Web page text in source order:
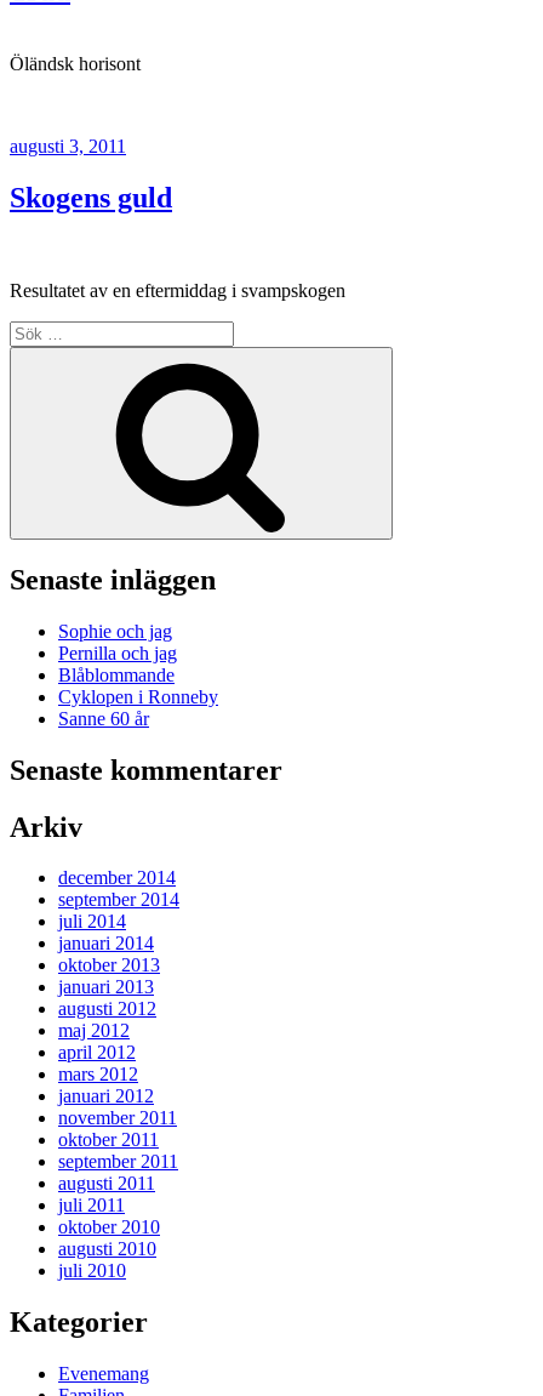
Öländsk horisont
Publicerat
augusti 3, 2011
Skogens guld
Resultatet av en eftermiddag i svampskogen
Sök
efter:
Senaste inläggen
Sophie och jag
Pernilla och jag
Blåblommande
Cyklopen i Ronneby
Sanne 60 år
Senaste kommentarer
Arkiv
december 2014
september 2014
juli 2014
januari 2014
oktober 2013
januari 2013
augusti 2012
maj 2012
april 2012
mars 2012
januari 2012
november 2011
oktober 2011
september 2011
augusti 2011
juli 2011
oktober 2010
augusti 2010
juli 2010
Kategorier
Evenemang